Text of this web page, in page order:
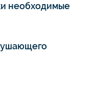
необходимые